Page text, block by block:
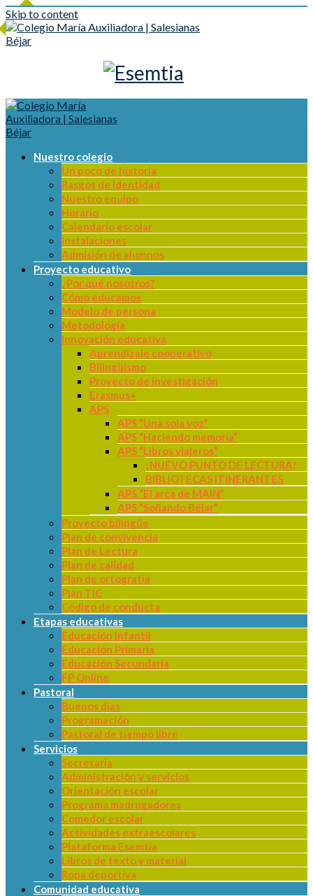
Skip to content
Nuestro colegio
Un poco de historia
Rasgos de identidad
Nuestro equipo
Horario
Calendario escolar
Instalaciones
Admisión de alumnos
Proyecto educativo
¿Por qué nosotros?
Cómo educamos
Modelo de persona
Metodología
Innovación educativa
Aprendizaje cooperativo
Bilingüismo
Proyecto de investigación
Erasmus+
APS
APS “Una sola voz”
APS “Haciendo memoria”
APS “Libros viajeros”
¡NUEVO PUNTO DE LECTURA!
BIBLIOTECAS ITINERANTES
APS “El arca de MAIN”
APS “Soñando Béjar”
Proyecto bilingüe
Plan de convivencia
Plan de Lectura
Plan de calidad
Plan de ortografía
Plan TIC
Código de conducta
Etapas educativas
Educación Infantil
Educación Primaria
Educación Secundaria
FP Online
Pastoral
Buenos días
Programación
Pastoral de tiempo libre
Servicios
Secretaría
Administración y servicios
Orientación escolar
Programa madrugadores
Comedor escolar
Actividades extraescolares
Plataforma Esemtia
Libros de texto y material
Ropa deportiva
Comunidad educativa